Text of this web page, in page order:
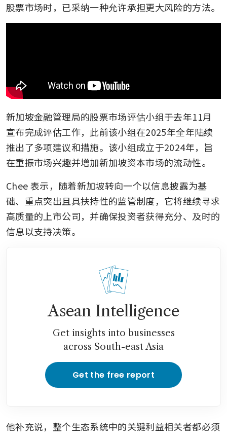
股票市场时，已采纳一种允许承担更大风险的方法。
新加坡金融管理局的股票市场评估小组于去年11月
宣布完成评估工作，此前该小组在2025年全年陆续
推出了多项建议和措施。该小组成立于2024年，旨
在重振市场兴趣并增加新加坡资本市场的流动性。
Chee 表示，随着新加坡转向一个以信息披露为基
础、重点突出且具扶持性的监管制度，它将继续寻求
高质量的上市公司，并确保投资者获得充分、及时的
信息以支持决策。
Asean Intelligence
Get insights into businesses
across South-east Asia
Get the free report
他补充说，整个生态系统中的关键利益相关者都必须